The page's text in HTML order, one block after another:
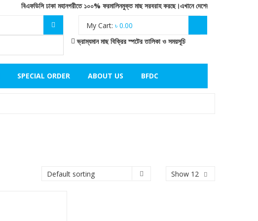
বিএফডিসি ঢাকা মহানগরীতে ১০০% ফরমালিনমুক্ত মাছ সরবরাহ করছে।এখানে দেশের উপকূলীয় অঞ্চলের
My Cart: ৳ 0.00
ভ্রাম্যমান মাছ বিক্রির স্পটের তালিকা ও সময়সূচি
SPECIAL ORDER ABOUT US BFDC
Show 12